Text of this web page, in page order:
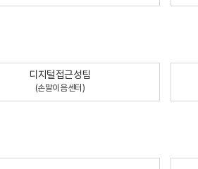
디지털접근성팀
(손말이음센터)